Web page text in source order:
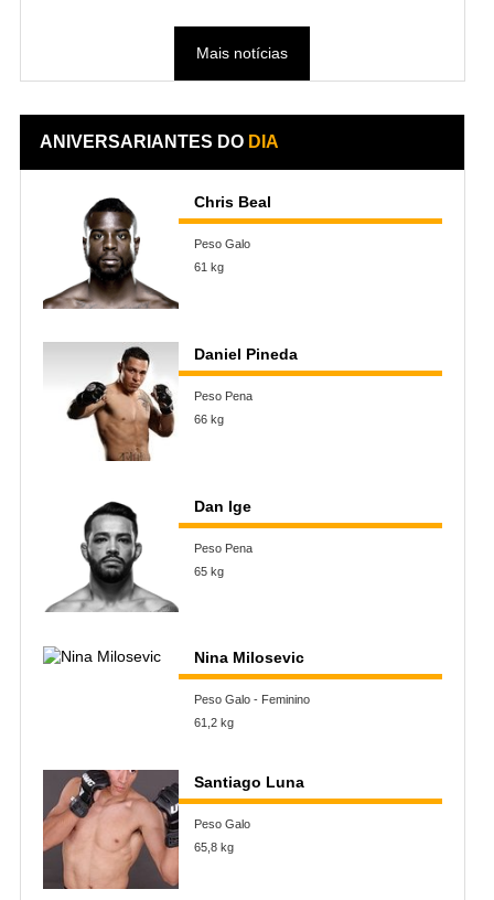
Mais notícias
ANIVERSARIANTES DO DIA
Chris Beal
Peso Galo
61 kg
Daniel Pineda
Peso Pena
66 kg
Dan Ige
Peso Pena
65 kg
Nina Milosevic
Peso Galo - Feminino
61,2 kg
Santiago Luna
Peso Galo
65,8 kg